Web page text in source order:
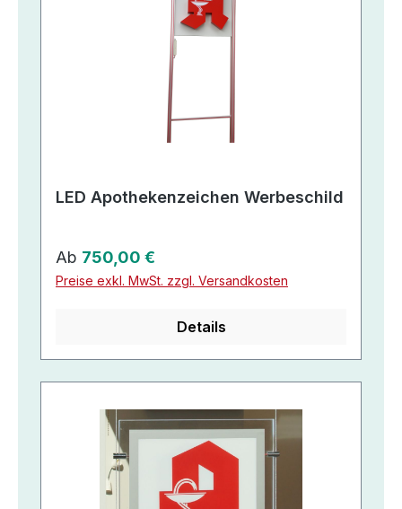
LED Apothekenzeichen Werbeschild
Regulärer Preis:
Ab 750,00 €
Preise exkl. MwSt. zzgl. Versandkosten
Details